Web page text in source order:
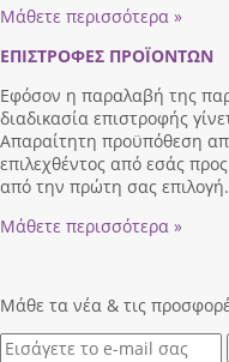
Μάθετε περισσότερα »
ΕΠΙΣΤΡΟΦΕΣ ΠΡΟΪΟΝΤΩΝ
Εφόσον η παραλαβή της
διαδικασία επιστροφής
Απαραίτητη προϋπόθεση
επιλεχθέντος από εσάς
από την πρώτη σας επιλογή.
Μάθετε περισσότερα »
Μάθε τα νέα & τις